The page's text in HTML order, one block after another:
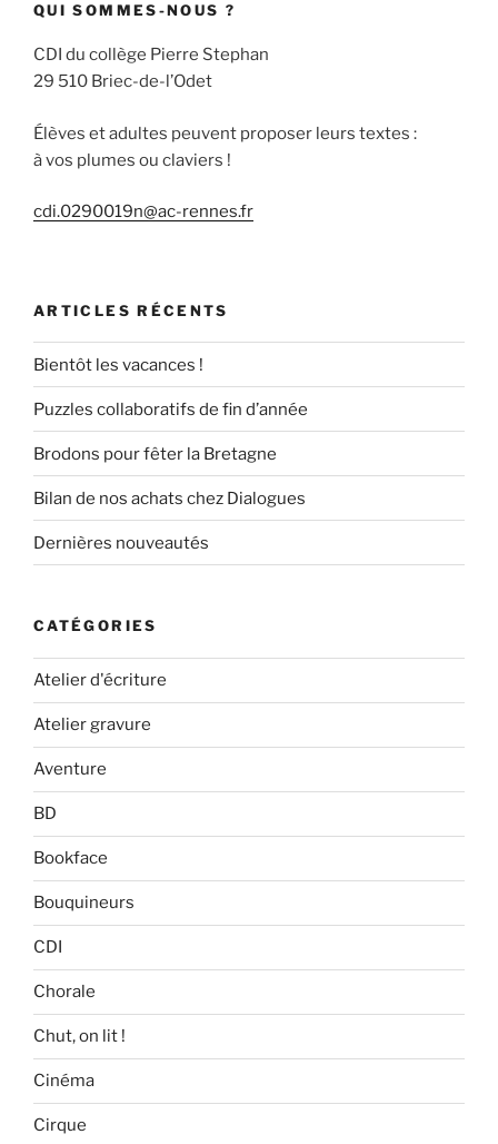
QUI SOMMES-NOUS ?
CDI du collège Pierre Stephan
29 510 Briec-de-l’Odet
Élèves et adultes peuvent proposer leurs textes :
à vos plumes ou claviers !
cdi.0290019n@ac-rennes.fr
ARTICLES RÉCENTS
Bientôt les vacances !
Puzzles collaboratifs de fin d’année
Brodons pour fêter la Bretagne
Bilan de nos achats chez Dialogues
Dernières nouveautés
CATÉGORIES
Atelier d'écriture
Atelier gravure
Aventure
BD
Bookface
Bouquineurs
CDI
Chorale
Chut, on lit !
Cinéma
Cirque